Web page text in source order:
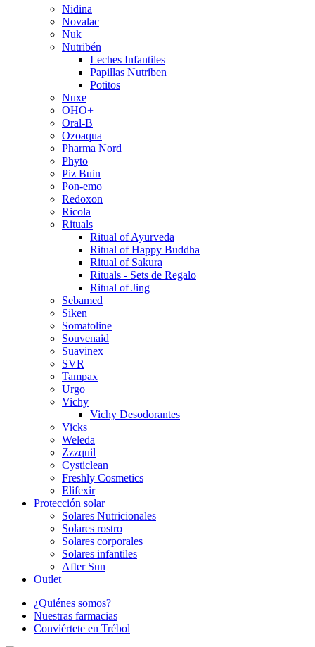
Nidina
Novalac
Nuk
Nutribén
Leches Infantiles
Papillas Nutriben
Potitos
Nuxe
OHO+
Oral-B
Ozoaqua
Pharma Nord
Phyto
Piz Buin
Pon-emo
Redoxon
Ricola
Rituals
Ritual of Ayurveda
Ritual of Happy Buddha
Ritual of Sakura
Rituals - Sets de Regalo
Ritual of Jing
Sebamed
Siken
Somatoline
Souvenaid
Suavinex
SVR
Tampax
Urgo
Vichy
Vichy Desodorantes
Vicks
Weleda
Zzzquil
Cysticlean
Freshly Cosmetics
Elifexir
Protección solar
Solares Nutricionales
Solares rostro
Solares corporales
Solares infantiles
After Sun
Outlet
¿Quiénes somos?
Nuestras farmacias
Conviértete en Trébol